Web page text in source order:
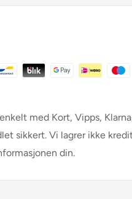
med Kort, Vipps,
sikkert. Vi lagrer ikke
din.